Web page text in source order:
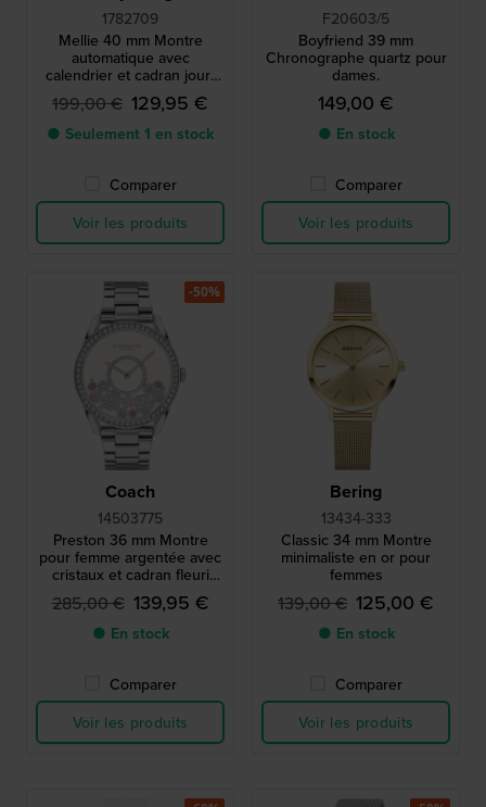
1782709
Mellie 40 mm Montre
automatique avec
calendrier et cadran jour-
nuit
199,00 € 129,95 €
● Seulement 1 en stock
Comparer
Voir les produits
F20603/5
Boyfriend 39 mm
Chronographe quartz pour
dames.
149,00 €
● En stock
Comparer
Voir les produits
Coach
14503775
Preston 36 mm Montre
pour femme argentée avec
cristaux et cadran fleuri
rotatif
285,00 € 139,95 €
● En stock
Comparer
Voir les produits
-50%
Bering
13434-333
Classic 34 mm Montre
minimaliste en or pour
femmes
139,00 € 125,00 €
● En stock
Comparer
Voir les produits